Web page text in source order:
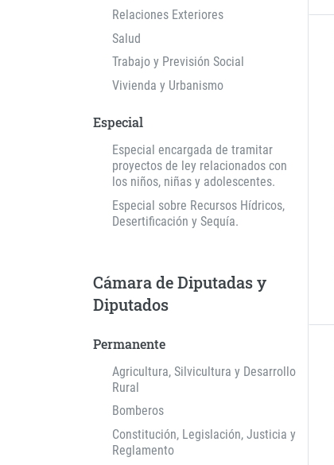
Relaciones Exteriores
Salud
Trabajo y Previsión Social
Vivienda y Urbanismo
Especial
Especial encargada de tramitar
proyectos de ley relacionados con
los niños, niñas y adolescentes.
Especial sobre Recursos Hídricos,
Desertificación y Sequía.
Cámara de Diputadas y
Diputados
Permanente
Agricultura, Silvicultura y Desarrollo
Rural
Bomberos
Constitución, Legislación, Justicia y
Reglamento